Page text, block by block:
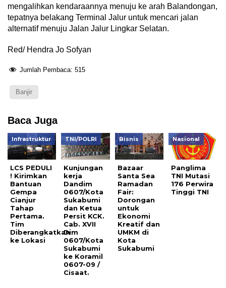
mengalihkan kendaraannya menuju ke arah Balandongan,
tepatnya belakang Terminal Jalur untuk mencari jalan
alternatif menuju Jalan Jalur Lingkar Selatan.
Red/ Hendra Jo Sofyan
Jumlah Pembaca: 515
Banjir
Baca Juga
Infrastruktur
LCS PEDULI
! Kirimkan
Bantuan
Gempa
Cianjur
Tahap
Pertama.
Tim
Diberangkatkan
ke Lokasi
TNI/POLRI
Kunjungan
kerja
Dandim
0607/Kota
Sukabumi
dan Ketua
Persit KCK.
Cab. XVII
Dim
0607/Kota
Sukabumi
ke Koramil
0607-09 /
Cisaat.
Bisnis
Bazaar
Santa Sea
Ramadan
Fair:
Dorongan
untuk
Ekonomi
Kreatif dan
UMKM di
Kota
Sukabumi
Nasional
Panglima
TNI Mutasi
176 Perwira
Tinggi TNI